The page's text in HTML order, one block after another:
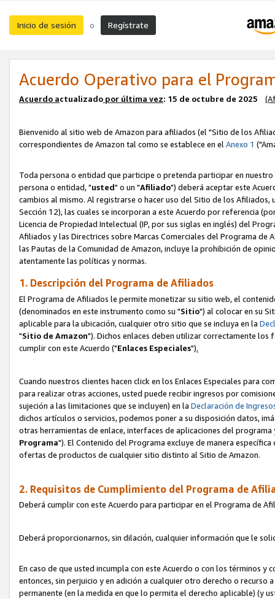
Inicio de sesión o Regístrate
Acuerdo Operativo para el
Acuerdo actualizado por última vez: 15 de octubre de 2025
Bienvenido al sitio web de Amazon para afiliados (el "Sitio de los
correspondientes de Amazon tal como se establece en elAnexo 1
Toda persona o entidad que participe o pretenda participar en
persona o entidad, "usted" o un "Afiliado") deberá aceptar este
cambios al mismo. Al registrarse o hacer uso del Sitio de los
Sección 12), las cuales se incorporan a este Acuerdo por referencia
Licencia de Propiedad Intelectual (IP, por sus siglas en inglés) del
Afiliados y las Directrices sobre Marcas Comerciales del Programa
las Pautas de la Comunidad de Amazon, incluye la prohibición de
atentamente las políticas y normas.
1. Descripción del Programa de Afiliados
El Programa de Afiliados le permite monetizar su sitio web, el
(denominados en este instrumento como su "Sitio") al colocar en su
aplicable para la ubicación, cualquier otro sitio que se incluya en la
"Sitio de Amazon"). Dichos enlaces deben utilizar correctamente los
cumplir con este Acuerdo ("Enlaces Especiales").
Cuando nuestros clientes hacen click en los Enlaces Especiales para
para realizar otras acciones, usted puede recibir ingresos por
sujeción a las limitaciones que se incluyen) en la Declaración de
dichos artículos o servicios, podemos poner a su disposición datos,
otras herramientas de enlace, interfaces de aplicaciones del
Programa"). El Contenido del Programa excluye de manera
ofertas de productos de cualquier sitio distinto al Sitio de Amazon.
2. Requisitos de Cumplimiento del Programa de
Deberá cumplir con este Acuerdo para participar en el Programa de
Deberá proporcionarnos, sin dilación, cualquier información que le
En caso de que usted incumpla con este Acuerdo o con los términos
entonces, sin perjuicio y en adición a cualquier otro derecho o
permanente (en la medida en que lo permita el derecho aplicable) (y